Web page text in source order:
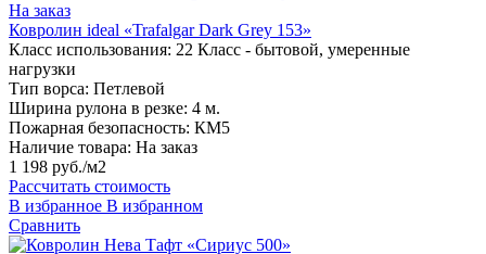
На заказ
Ковролин ideal «Trafalgar Dark Grey 153»
Класс использования: 22 Класс - бытовой, умеренные
нагрузки
Тип ворса: Петлевой
Ширина рулона в резке: 4 м.
Пожарная безопасность: КМ5
Наличие товара: На заказ
1 198 руб./м2
Рассчитать стоимость
В избранное В избранном
Сравнить